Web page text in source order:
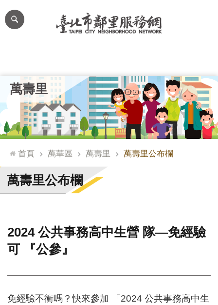
跳到主要內容區塊
網
站
台
通
臺
北
市
門
牌
整
檢
系
萬壽里
首頁 萬華區 萬壽里 萬壽里公布欄
萬壽里公布欄
2024 公共事務高中生營 隊—免經驗
可 『公參』
免經驗不衝嗎？快來參加 「2024 公共事務高中生